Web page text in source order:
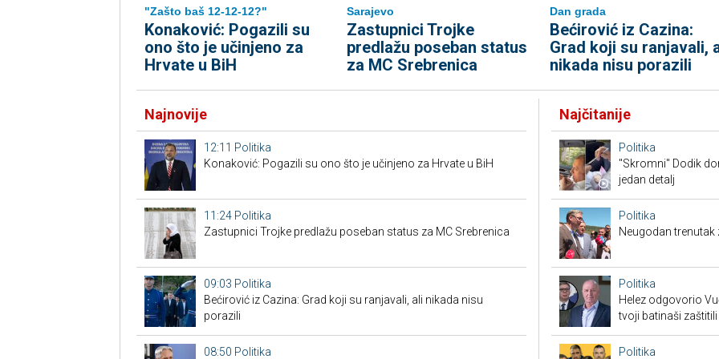
"Zašto baš 12-12-12?"
Konaković: Pogazili su
ono što je učinjeno za
Hrvate u BiH
Sarajevo
Zastupnici Trojke
predlažu poseban status
za MC Srebrenica
Dan grada
Bećirović iz Cazina:
Grad koji su ranjavali,
nikada nisu porazili
Najnovije
12:11 Politika
Konaković: Pogazili su ono što je učinjeno za Hrvate u BiH
11:24 Politika
Zastupnici Trojke predlažu poseban status za MC Srebrenica
09:03 Politika
Bećirović iz Cazina: Grad koji su ranjavali, ali nikada nisu
porazili
08:50 Politika
Najčitanije
Politika
"Skromni" Dodik
jedan detalj
Politika
Neugodan trenutak
Politika
Helez odgovorio
tvoji batinaši zaštitili
Politika